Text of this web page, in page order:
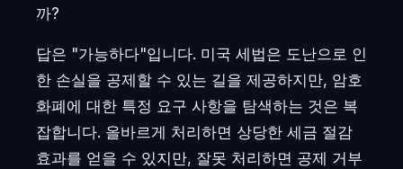
까?
답은 "가능하다"입니다. 미국 세법은 도난으로 인
한 손실을 공제할 수 있는 길을 제공하지만, 암호
화폐에 대한 특정 요구 사항을 탐색하는 것은 복
잡합니다. 올바르게 처리하면 상당한 세금 절감
효과를 얻을 수 있지만, 잘못 처리하면 공제 거부